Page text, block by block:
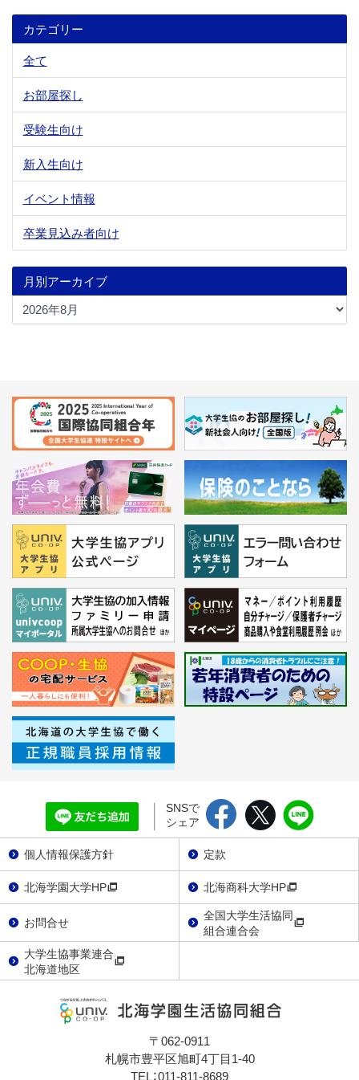
カテゴリー
全て
お部屋探し
受験生向け
新入生向け
イベント情報
卒業見込み者向け
月別アーカイブ
SNSで
シェア
個人情報保護方針
定款
北海学園大学HP 北海商科大学HP
お問合せ
全国大学生活協同
組合連合会
大学生協事業連合
北海道地区
〒062-0911
札幌市豊平区旭町4丁目1-40
TEL：011-811-8689